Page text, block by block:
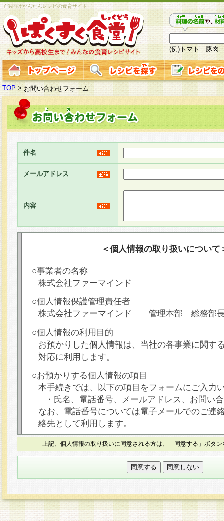
子供向けかんたんレシピの食育サイト
(例)トマト 豚肉
TOP > お問い合わせフォーム
件名
メールアドレス
内容
＜個人情報の取り扱いについて
○事業者の名称
株式会社ファーマインド
○個人情報保護管理責任者
株式会社ファーマインド 管理本部 総務部
○個人情報の利用目的
お預かりした個人情報は、当社の各事業に関す
対応に利用します。
○お預かりする個人情報の項目
本手続きでは、以下の項目をフォームにご入力
・氏名、電話番号、メールアドレス、お問い
なお、電話番号については電子メールでのご連
絡先として利用します。
○本人が容易に認識できない方法による個人情報
本フォームでは、セッション管理のためCookie
○個人情報の第三者提供について
力いただく個人情報は第三者に提供しません。
○個人情報の委託について
上記、個人情報の取り扱いに同意される方は、「同意する」ボタ